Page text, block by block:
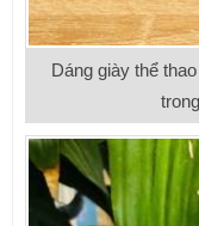
Dáng giày thể